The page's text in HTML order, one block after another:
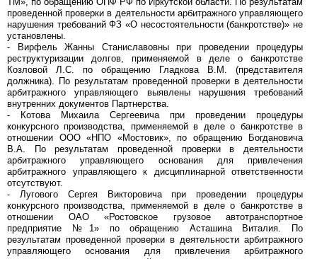
проведенной проверки в деятельности арбитражного управляющего
нарушения требований ФЗ «О несостоятельности (банкротстве)» не
установлены.
- Вирфель Жанны Станиславовны при проведении процедуры
реструктуризации долгов, применяемой в деле о банкротстве
Козловой Л.С. по обращению Гладкова В.М. (представителя
должника). По результатам проведенной проверки в деятельности
арбитражного управляющего выявлены нарушения требований
внутренних документов Партнерства.
- Котова Михаила Сергеевича при проведении процедуры
конкурсного производства, применяемой в деле о банкротстве в
отношении ООО «НПО «Мостовик», по обращению Богдановича
В.А. По результатам проведенной проверки в деятельности
арбитражного управляющего основания для привлечения
арбитражного управляющего к дисциплинарной ответственности
отсутствуют.
- Лугового Сергея Викторовича при проведении процедуры
конкурсного производства, применяемой в деле о банкротстве в
отношении ОАО «Ростовское грузовое автотранспортное
предприятие №1» по обращению Асташина Виталия. По
результатам проведенной проверки в деятельности арбитражного
управляющего основания для привлечения арбитражного